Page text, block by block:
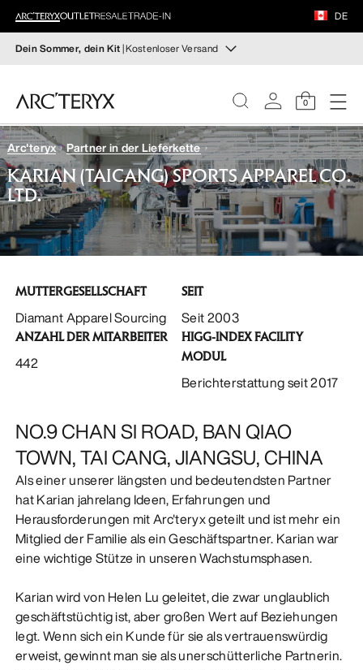
DE
Dein Sommer, dein Kit| Kostenloser Versand
Leichte Essentials für lange sonnige Tage auf dem Trail.
Damen shoppen Herren shoppen
Kostenlose Rückgabe
Hast du deine Meinung geändert? Du kannst
rücknahmefähige Artikel innerhalb von 30 Tagen
zurückgeben.Eine kostenlose Rücksendung veranlassen.
0
DAMEN
HERREN
SCHUHE
AUSRÜSTUNG
VEILANCE
AUSRÜSTUNG
VEILANCE
ENTDECKEN
Arc'teryx Partner in der Lieferkette
KARIAN (TAICANG) SPORTS APPAREL CO.
LTD.
MUTTERGESELLSCHAFT
Diamant Apparel Sourcing
SEIT
Seit 2003
ANZAHL DER MITARBEITER
442
HIGG-INDEX FACILITY
MODUL
Berichterstattung seit 2017
NO.9 CHAN SI ROAD, BAN QIAO
TOWN, TAI CANG, JIANGSU, CHINA
Als einer unserer längsten und bedeutendsten Partner
hat Karian jahrelang Ideen, Erfahrungen und
Herausforderungen mit Arc'teryx geteilt und ist mehr ein
Mitglied der Familie als ein Geschäftspartner. Karian war
eine wichtige Stütze in unseren Wachstumsphasen.
Karian wird von Helen Lu geleitet, die zwar unglaublich
geschäftstüchtig ist, aber großen Wert auf Beziehungen
legt. Wenn sich ein Kunde für sie als vertrauenswürdig
erweist, gewinnt man sie als unerschütterliche Partnerin.